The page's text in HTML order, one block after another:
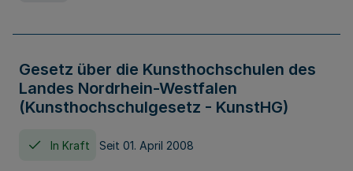
Gesetz über die Kunsthochschulen des
Landes Nordrhein-Westfalen
(Kunsthochschulgesetz - KunstHG)
In Kraft Seit 01. April 2008